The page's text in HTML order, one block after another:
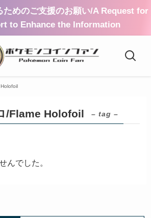
ためのご支援のお願い/A Request for
to Enhance the Information
/Flame Holofoil – tag –
んでした。